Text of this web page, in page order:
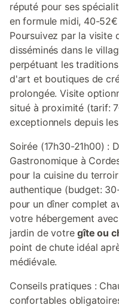
réputé pour ses
en formule midi, 40-
Poursuivez par la visite
disséminés dans le
perpétuant les
d'art et boutiques de
prolongée. Visite
situé à proximité (tarif:
exceptionnels depuis
Soirée (17h30-21h00) :
Gastronomique à
pour la cuisine du
authentique (budget:
pour un dîner complet
votre hébergement
jardin de votregîte ou
point de chute idéal
médiévale.
Conseils pratiques :
confortables